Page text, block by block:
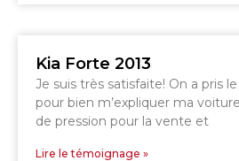
Kia Forte 2013
Je suis très satisfaite! On a pris
pour bien m’expliquer ma
de pression pour la vente et
Lire le témoignage »